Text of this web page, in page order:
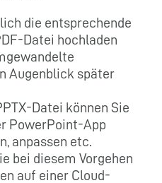
die entsprechende
Datei hochladen
Augenblick später
Datei können Sie
PowerPoint-App
anpassen etc.
bei diesem Vorgehen
auf einer Cloud-